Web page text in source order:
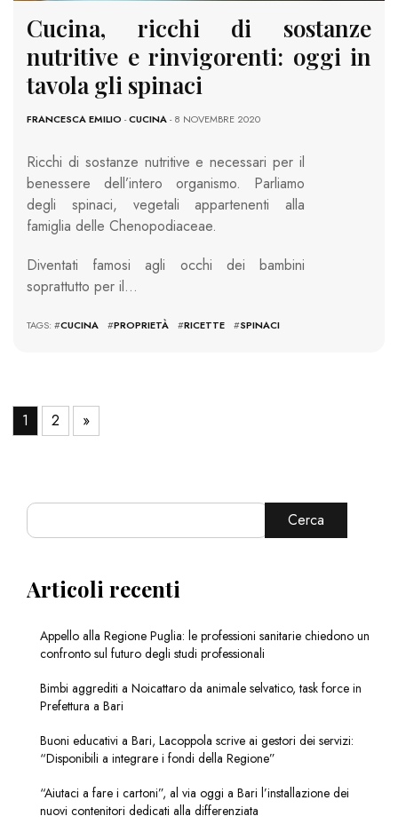
Cucina, ricchi di sostanze
nutritive e rinvigorenti: oggi in
tavola gli spinaci
FRANCESCA EMILIO -CUCINA- 8 NOVEMBRE 2020
Ricchi di sostanze nutritive e necessari per il
benessere dell’intero organismo. Parliamo
degli spinaci, vegetali appartenenti alla
famiglia delle Chenopodiaceae.
Diventati famosi agli occhi dei bambini
soprattutto per il…
TAGS: #CUCINA #PROPRIETÀ #RICETTE #SPINACI
1 2 »
Cerca
Articoli recenti
Appello alla Regione Puglia: le professioni sanitarie chiedono un
confronto sul futuro degli studi professionali
Bimbi aggrediti a Noicattaro da animale selvatico, task force in
Prefettura a Bari
Buoni educativi a Bari, Lacoppola scrive ai gestori dei servizi:
“Disponibili a integrare i fondi della Regione”
“Aiutaci a fare i cartoni”, al via oggi a Bari l’installazione dei
nuovi contenitori dedicati alla differenziata